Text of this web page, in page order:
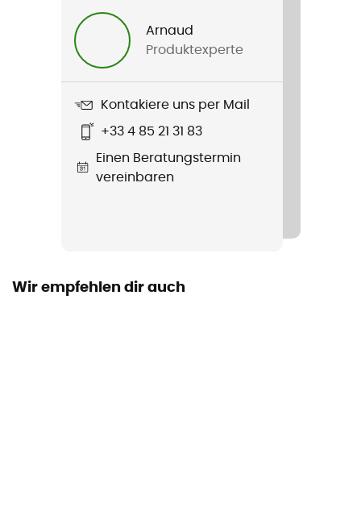
Wasserdichtigkeit
Wasserabweisend
Recycelt / PFC-Free
2 poches main et 2 poches poitrine
Arnaud
Produktexperte
Kontakiere uns per Mail
+33 4 85 21 31 83
Einen Beratungstermin
vereinbaren
Wir empfehlen dir auch